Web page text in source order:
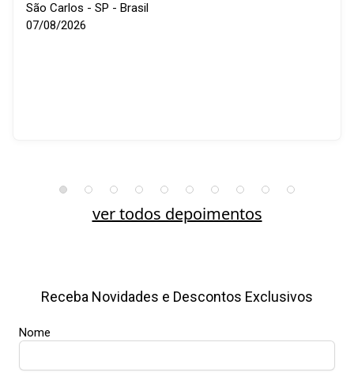
São Carlos - SP - Brasil
07/08/2026
ver todos depoimentos
Receba Novidades e Descontos Exclusivos
Nome